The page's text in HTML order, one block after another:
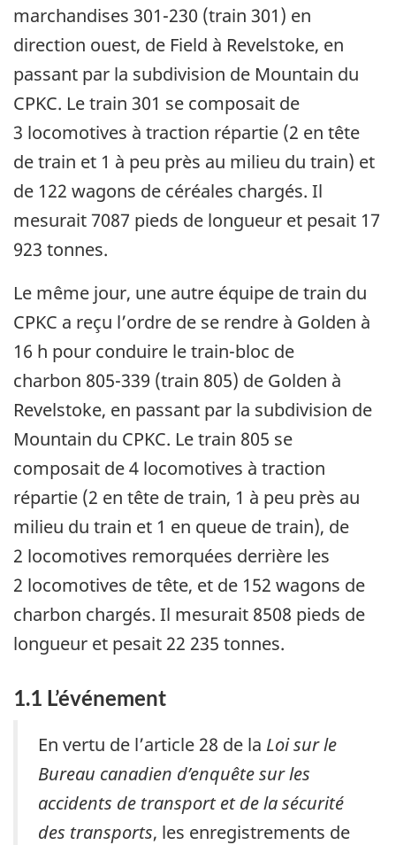
marchandises 301-230 (train 301) en
direction ouest, de Field à Revelstoke, en
passant par la subdivision de Mountain du
CPKC. Le train 301 se composait de
3 locomotives à traction répartie (2 en tête
de train et 1 à peu près au milieu du train) et
de 122 wagons de céréales chargés. Il
mesurait 7087 pieds de longueur et pesait 17
923 tonnes.
Le même jour, une autre équipe de train du
CPKC a reçu l’ordre de se rendre à Golden à
16 h pour conduire le train-bloc de
charbon 805-339 (train 805) de Golden à
Revelstoke, en passant par la subdivision de
Mountain du CPKC. Le train 805 se
composait de 4 locomotives à traction
répartie (2 en tête de train, 1 à peu près au
milieu du train et 1 en queue de train), de
2 locomotives remorquées derrière les
2 locomotives de tête, et de 152 wagons de
charbon chargés. Il mesurait 8508 pieds de
longueur et pesait 22 235 tonnes.
1.1 L’événement
En vertu de l’article 28 de la Loi sur le
Bureau canadien d’enquête sur les
accidents de transport et de la sécurité
des transports, les enregistrements de